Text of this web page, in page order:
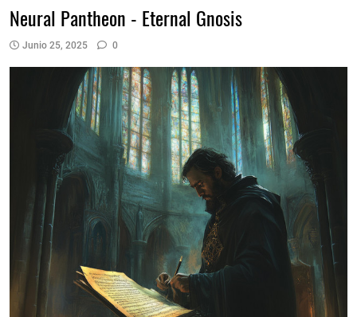
Neural Pantheon - Eternal Gnosis
Junio 25, 2025 0